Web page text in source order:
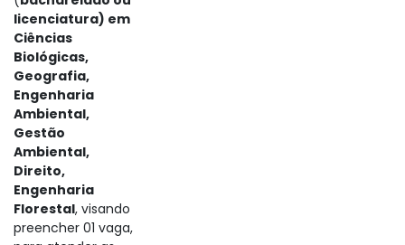
licenciatura) em
Ciências
Biológicas,
Geografia,
Engenharia
Ambiental,
Gestão
Ambiental,
Direito,
Engenharia
Florestal, visando
preencher 01 vaga,